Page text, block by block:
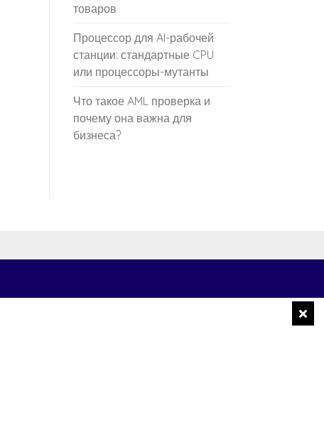
товаров
Процессор для AI-рабочей
станции: стандартные CPU
или процессоры-мутанты
Что такое AML проверка и
почему она важна для
бизнеса?